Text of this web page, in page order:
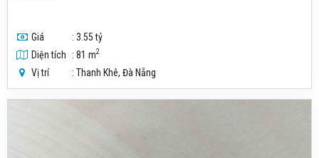
Giá
: 3.55 tỷ
Diện tích
: 81 m2
Vị trí : Thanh Khê, Đà Nẵng